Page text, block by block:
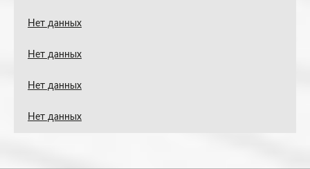
Нет данных
Нет данных
Нет данных
Нет данных